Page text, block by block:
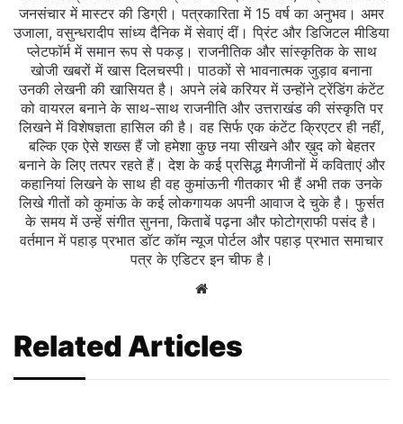
जनसंचार में मास्टर की डिग्री। पत्रकारिता में 15 वर्ष का अनुभव। अमर
उजाला, वसुन्धरादीप सांध्य दैनिक में सेवाएं दीं। प्रिंट और डिजिटल मीडिया
प्लेटफॉर्म में समान रूप से पकड़। राजनीतिक और सांस्कृतिक के साथ
खोजी खबरों में खास दिलचस्‍पी। पाठकों से भावनात्मक जुड़ाव बनाना
उनकी लेखनी की खासियत है। अपने लंबे करियर में उन्होंने ट्रेंडिंग कंटेंट
को वायरल बनाने के साथ-साथ राजनीति और उत्तराखंड की संस्कृति पर
लिखने में विशेषज्ञता हासिल की है। वह सिर्फ एक कंटेंट क्रिएटर ही नहीं,
बल्कि एक ऐसे शख्स हैं जो हमेशा कुछ नया सीखने और ख़ुद को बेहतर
बनाने के लिए तत्पर रहते हैं। देश के कई प्रसिद्ध मैगजीनों में कविताएं और
कहानियां लिखने के साथ ही वह कुमांऊनी गीतकार भी हैं अभी तक उनके
लिखे गीतों को कुमांऊ के कई लोकगायक अपनी आवाज दे चुके है। फुर्सत
के समय में उन्हें संगीत सुनना, किताबें पढ़ना और फोटोग्राफी पसंद है।
वर्तमान में पहाड़ प्रभात डॉट कॉम न्यूज पोर्टल और पहाड़ प्रभात समाचार
पत्र के एडिटर इन चीफ है।
Website
Related Articles